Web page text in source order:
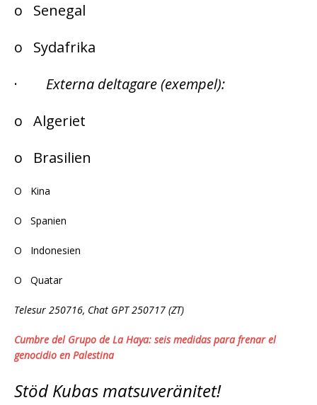
o Senegal
o Sydafrika
·
Externa deltagare (exempel):
o Algeriet
o Brasilien
O Kina
O Spanien
O Indonesien
O Quatar
Telesur 250716, Chat GPT 250717 (ZT)
Cumbre del Grupo de La Haya: seis medidas para frenar el
genocidio en Palestina
Stöd Kubas matsuveränitet!